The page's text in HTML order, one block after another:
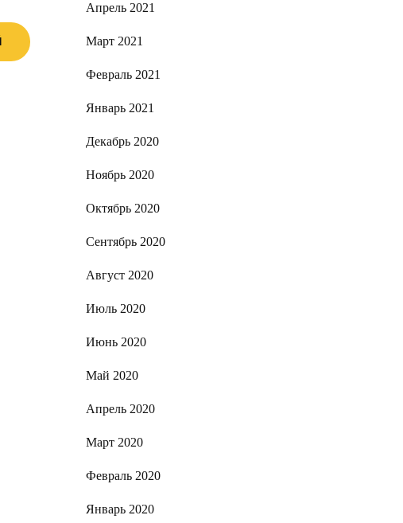
Апрель 2021
Март 2021
Февраль 2021
Январь 2021
Декабрь 2020
Ноябрь 2020
Октябрь 2020
Сентябрь 2020
Август 2020
Июль 2020
Июнь 2020
Май 2020
Апрель 2020
Март 2020
Февраль 2020
Январь 2020